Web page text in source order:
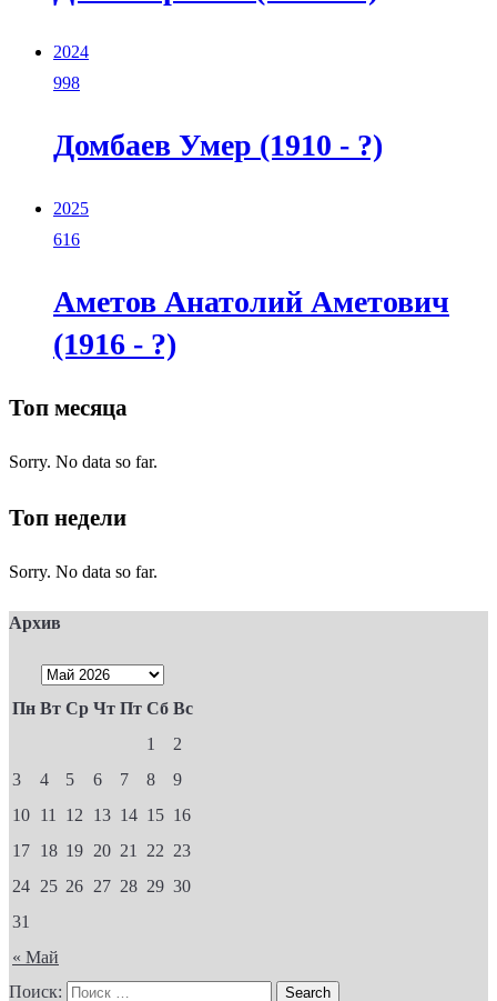
2024
998
Домбаев Умер (1910 - ?)
2025
616
Аметов Анатолий Аметович
(1916 - ?)
Топ месяца
Sorry. No data so far.
Топ недели
Sorry. No data so far.
Архив
Пн Вт Ср Чт Пт Сб Вс
« Май
1
2
3
4 5 6 7 8
9
10 11 12 13 14 15 16
17 18 19 20 21 22 23
24 25 26 27 28 29 30
31
Поиск: